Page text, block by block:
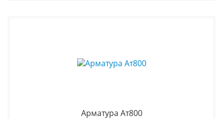
Арматура Ат800